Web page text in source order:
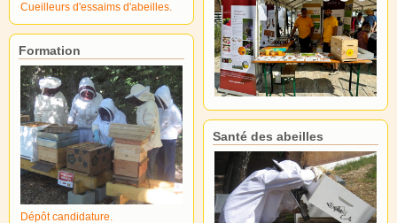
Cueilleurs d'essaims d'abeilles.
Formation
Dépôt candidature.
Santé des abeilles